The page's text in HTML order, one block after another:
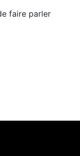
faire parler